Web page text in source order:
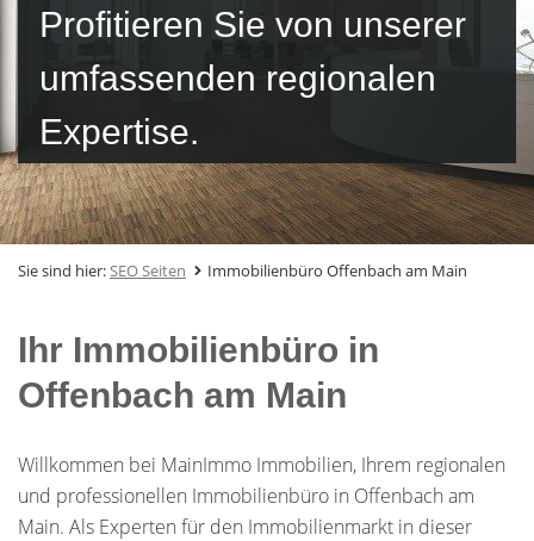
Profitieren Sie von unserer
umfassenden regionalen
Expertise.
Sie sind hier:SEO Seiten Immobilienbüro Offenbach am Main
Ihr Immobilienbüro in
Offenbach am Main
Willkommen bei MainImmo Immobilien, Ihrem regionalen
und professionellen Immobilienbüro in Offenbach am
Main. Als Experten für den Immobilienmarkt in dieser